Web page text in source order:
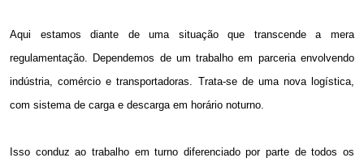
Aqui estamos diante de uma situação que transcende a mera
regulamentação. Dependemos de um trabalho em parceria envolvendo
indústria, comércio e transportadoras. Trata-se de uma nova logística,
com sistema de carga e descarga em horário noturno.
Isso conduz ao trabalho em turno diferenciado por parte de todos os